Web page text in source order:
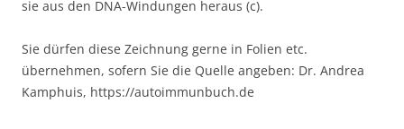
sie aus den DNA-Windungen heraus (c).
Sie dürfen diese Zeichnung gerne in Folien etc.
übernehmen, sofern Sie die Quelle angeben: Dr. Andrea
Kamphuis, https://autoimmunbuch.de